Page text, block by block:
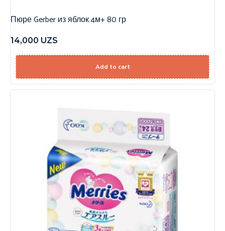
Пюре Gerber из яблок 4м+ 80 гр
14,000 UZS
Add to cart